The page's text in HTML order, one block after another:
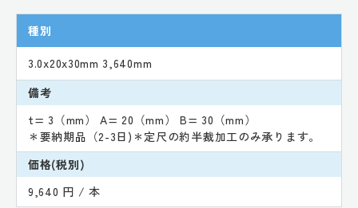
種別
3.0x20x30mm 3,640mm
備考
t= 3（mm） A= 20（mm） B= 30（mm）
＊要納期品（2-3日)＊定尺の約半裁加工のみ承ります。
価格(税別)
9,640 円 / 本